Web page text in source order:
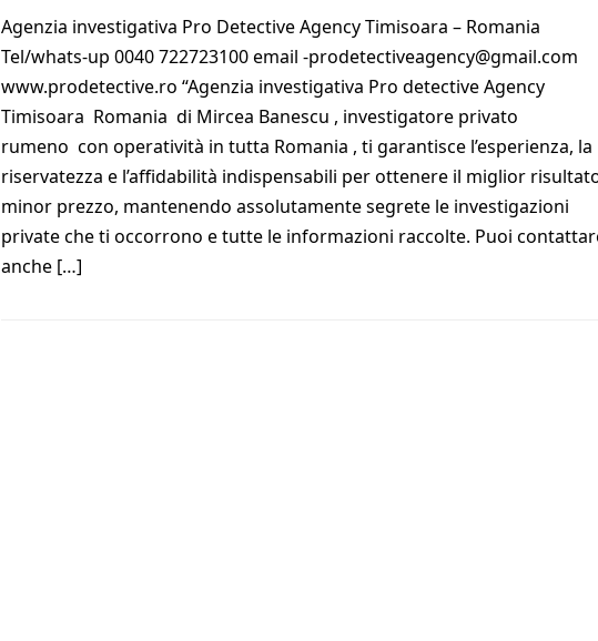
Agenzia investigativa Pro Detective Agency Timisoara – Romania
Tel/whats-up 0040 722723100 email -prodetectiveagency@gmail.com
www.prodetective.ro “Agenzia investigativa Pro detective Agency
Timisoara Romania di Mircea Banescu , investigatore privato
rumeno con operatività in tutta Romania , ti garantisce l’esperienza, la
riservatezza e l’affidabilità indispensabili per ottenere il miglior
minor prezzo, mantenendo assolutamente segrete le investigazioni
private che ti occorrono e tutte le informazioni raccolte. Puoi
anche […]